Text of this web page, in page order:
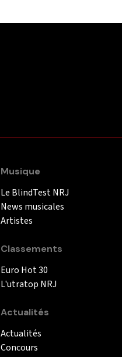
Musique
Le BlindTest NRJ
News musicales
Artistes
Classements
Euro Hot 30
L'utratop NRJ
Actualités
Actualités
Concours